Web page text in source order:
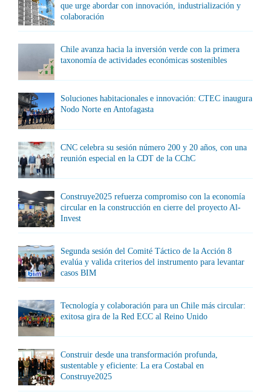
que urge abordar con innovación, industrialización y
colaboración
Chile avanza hacia la inversión verde con la primera
taxonomía de actividades económicas sostenibles
Soluciones habitacionales e innovación: CTEC inaugura
Nodo Norte en Antofagasta
CNC celebra su sesión número 200 y 20 años, con una
reunión especial en la CDT de la CChC
Construye2025 refuerza compromiso con la economía
circular en la construcción en cierre del proyecto Al-
Invest
Segunda sesión del Comité Táctico de la Acción 8
evalúa y valida criterios del instrumento para levantar
casos BIM
Tecnología y colaboración para un Chile más circular:
exitosa gira de la Red ECC al Reino Unido
Construir desde una transformación profunda,
sustentable y eficiente: La era Costabal en
Construye2025